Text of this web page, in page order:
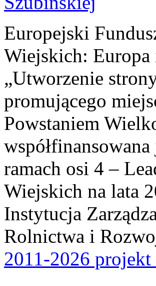
Europejski
Wiejskich: Europa
„Utworzenie
promującego
Powstaniem
ramach osi 4 –
Wiejskich na lata
Instytucja
Rolnictwa i
2011-2026